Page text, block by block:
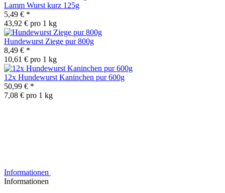
Lamm Wurst kurz 125g
5,49 € *
43,92 € pro 1 kg
Hundewurst Ziege pur 800g
8,49 € *
10,61 € pro 1 kg
12x Hundewurst Kaninchen pur 600g
50,99 € *
7,08 € pro 1 kg
Informationen
Informationen